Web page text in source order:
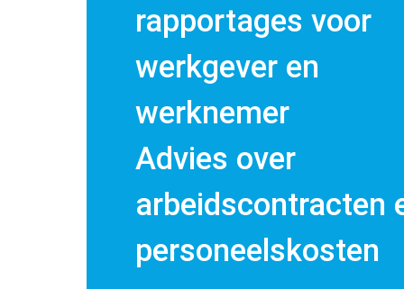
rapportages voor
werkgever en
werknemer
Advies over
arbeidscontracten
personeelskosten